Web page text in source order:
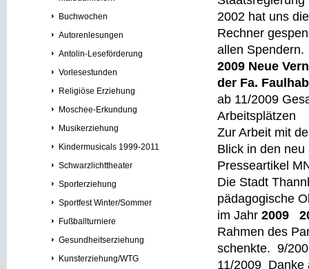
Buchwochen
Autorenlesungen
Antolin-Leseförderung
Vorlesestunden
Religiöse Erziehung
Moschee-Erkundung
Musikerziehung
Kindermusicals 1999-2011
Schwarzlichttheater
Sporterziehung
Sportfest Winter/Sommer
Fußballturniere
Gesundheitserziehung
Kunsterziehung/WTG
2002 hat uns
Rechner
allen Spendern.
2009 Neue
der Fa.
ab 11/2009
Arbeitsplätzen
Zur Arbeit mit
Blick in den
Presseartikel
Die Stadt
pädagogische
im Jahr 2009
Rahmen des
schenkte. 9/
11/2009 Danke